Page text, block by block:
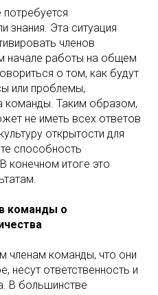
знания. Эта ситуация
членов
начале работы на общем
о том, как будут
или проблемы,
команды. Таким образом,
не иметь всех ответов
открытости для
способность
итоге это
команды о
членам команды, что они
несут ответственность и
В большинстве